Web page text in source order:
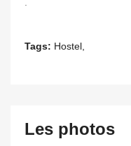
Tags: Hostel,
Les photos